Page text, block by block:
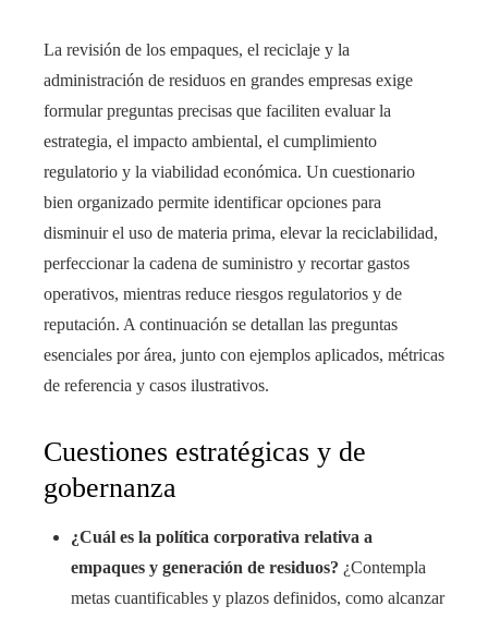
La revisión de los empaques, el reciclaje y la
administración de residuos en grandes empresas exige
formular preguntas precisas que faciliten evaluar la
estrategia, el impacto ambiental, el cumplimiento
regulatorio y la viabilidad económica. Un cuestionario
bien organizado permite identificar opciones para
disminuir el uso de materia prima, elevar la reciclabilidad,
perfeccionar la cadena de suministro y recortar gastos
operativos, mientras reduce riesgos regulatorios y de
reputación. A continuación se detallan las preguntas
esenciales por área, junto con ejemplos aplicados, métricas
de referencia y casos ilustrativos.
Cuestiones estratégicas y de
gobernanza
¿Cuál es la política corporativa relativa a
empaques y generación de residuos? ¿Contempla
metas cuantificables y plazos definidos, como alcanzar